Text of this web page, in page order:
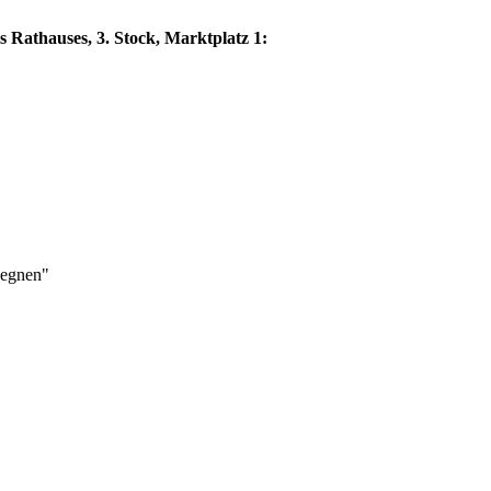
Rathauses, 3. Stock, Marktplatz 1: